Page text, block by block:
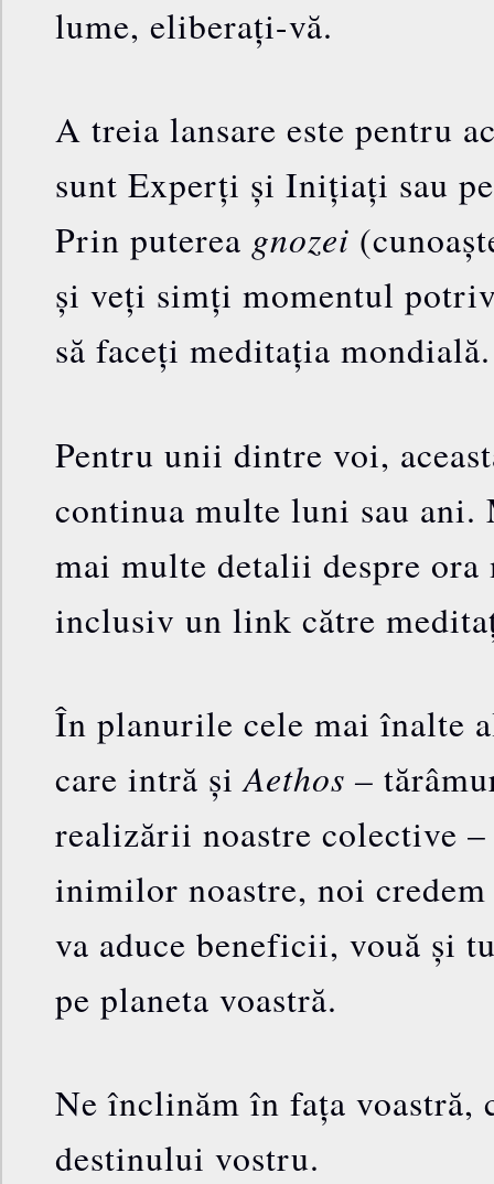
lume, eliberați-vă.
A treia lansare este pentru
sunt Experți și Inițiați sau
Prin puterea gnozei
și veți simți momentul
să faceți meditația mondială.
Pentru unii dintre voi,
continua multe luni sau ani.
mai multe detalii despre
inclusiv un link către
În planurile cele mai înalte
care intră șiAethos –
realizării noastre colective
inimilor noastre, noi credem
va aduce beneficii, vouă și
pe planeta voastră.
Ne înclinăm în fața voastră,
destinului vostru.